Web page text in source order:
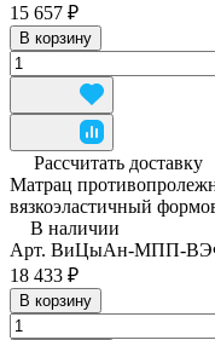
15 657 ₽
В корзину
Рассчитать доставку
Матрац
вязкоэластичный
В наличии
Арт. ВиЦыАн-МПП-
18 433 ₽
В корзину